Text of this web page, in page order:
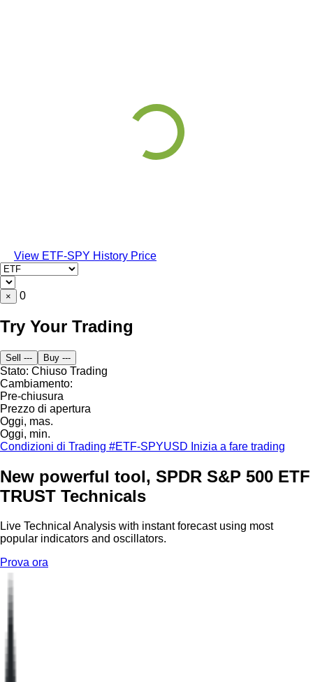
View ETF-SPY History Price
× 0
Try Your Trading
Sell --- Buy ---
Stato: Chiuso Trading
Cambiamento:
Pre-chiusura
Prezzo di apertura
Oggi, mas.
Oggi, min.
Condizioni di Trading #ETF-SPYUSD Inizia a fare trading
New powerful tool, SPDR S&P 500 ETF
TRUST Technicals
Live Technical Analysis with instant forecast using most
popular indicators and oscillators.
Prova ora